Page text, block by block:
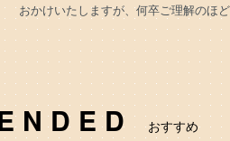
おかけいたしますが、何卒ご理解のほ
おすすめ